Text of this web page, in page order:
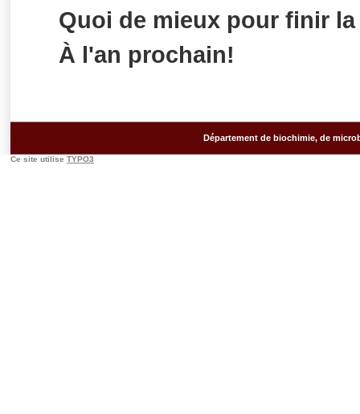
Quoi de mieux pour finir
À l'an prochain!
Département de biochimie, de
Ce site utilise TYPO3